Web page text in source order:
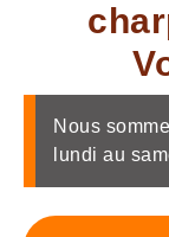
Nous
lundi au